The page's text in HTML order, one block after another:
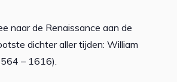
naar de Renaissance aan de
dichter aller tijden: William
– 1616).